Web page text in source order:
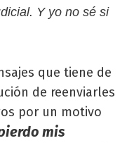
Y yo no sé si
que tiene de
de reenviarles
por un motivo
mis